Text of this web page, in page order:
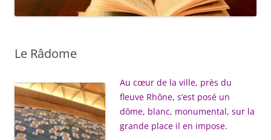
Le Râdome
Au cœur de la ville, près du
fleuve Rhône, s’est posé un
dôme, blanc, monumental, sur la
grande place il en impose.